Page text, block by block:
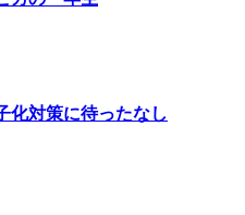
化対策に待ったなし